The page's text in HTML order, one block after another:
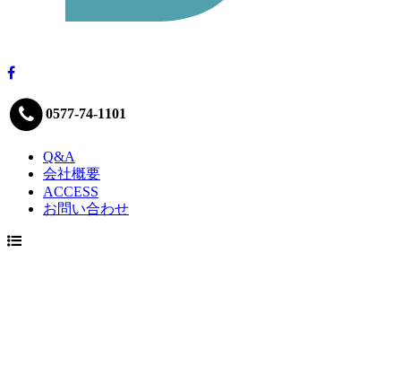
0577-74-1101
Q&A
会社概要
ACCESS
お問い合わせ